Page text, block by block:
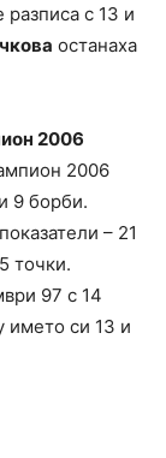
разписа с 13 и
останаха
2006
2006
9 борби.
– 21
точки.
97 с 14
името си 13 и